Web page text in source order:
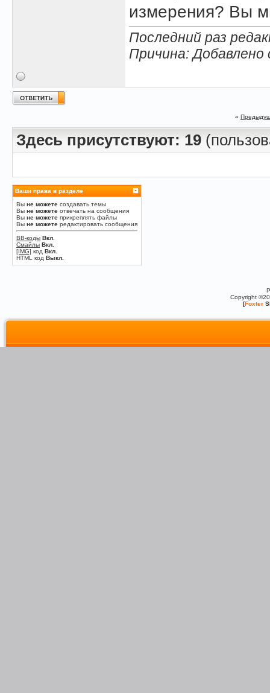
измерения? Вы
Последний раз
Причина:
«
Здесь присутствуют: 19
Ваши права в разделе
Вы не можете создавать темы
Вы не можете отвечать на сообщения
Вы не можете прикреплять файлы
Вы не можете редактировать сообщения
BB-коды Вкл.
Смайлы Вкл.
[IMG] код Вкл.
HTML код Выкл.
Copyright
[Foxter